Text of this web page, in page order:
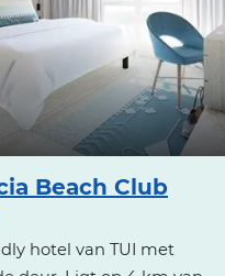
Beach Club
hotel van TUI met